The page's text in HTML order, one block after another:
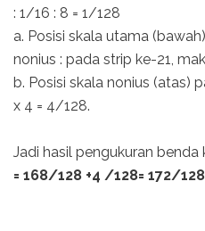
: 1/16 : 8 = 1/128
a. Posisi skala utama
nonius : pada strip ke-21,
b. Posisi skala nonius (atas)
x 4 = 4/128.
Jadi hasil pengukuran benda
= 168/128 +4 /128= 172/